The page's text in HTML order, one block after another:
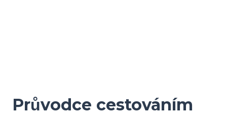
Průvodce cestováním